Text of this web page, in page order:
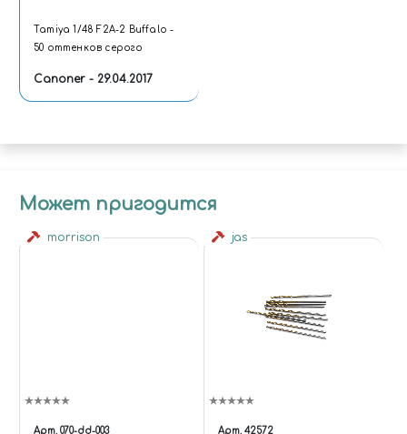
Tamiya 1/48 F2A-2 Buffalo -
50 оттенков серого
Canoner - 29.04.2017
Может пригодится
morrison
Арт. 070-dd-003
jas
Арт. 42572